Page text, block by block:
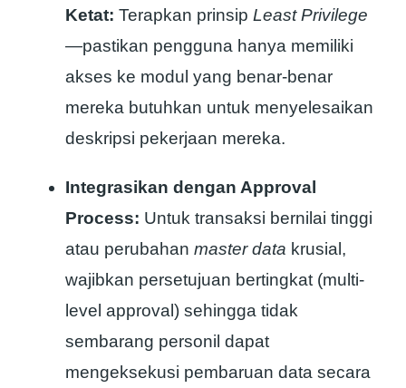
Ketat: Terapkan prinsip Least Privilege
—pastikan pengguna hanya memiliki
akses ke modul yang benar-benar
mereka butuhkan untuk menyelesaikan
deskripsi pekerjaan mereka.
Integrasikan dengan Approval
Process: Untuk transaksi bernilai tinggi
atau perubahan master data krusial,
wajibkan persetujuan bertingkat (multi-
level approval) sehingga tidak
sembarang personil dapat
mengeksekusi pembaruan data secara